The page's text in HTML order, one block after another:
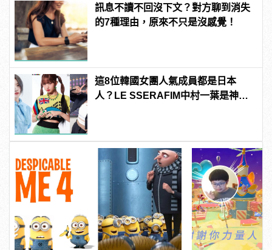
訊息不讀不回沒下文？對方聊到消失
的7種理由，原來不只是沒感覺！
這8位韓國女團人氣成員都是日本
人？LE SSERAFIM中村一葉是神